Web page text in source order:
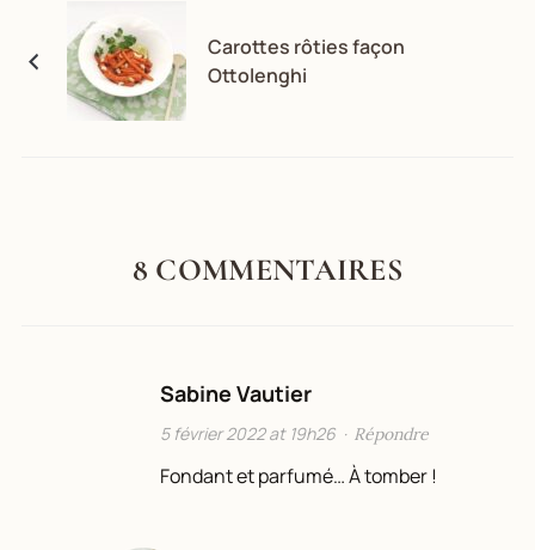
Carottes rôties façon
Ottolenghi
8 COMMENTAIRES
Sabine Vautier
5 février 2022 at 19h26· Répondre
Fondant et parfumé… À tomber !